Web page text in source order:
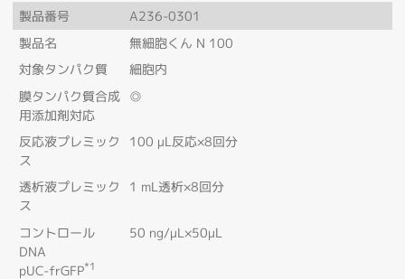
製品番号
A236-0301
製品名
無細胞くん N 100
対象タンパク質
細胞内
膜タンパク質合成
用添加剤対応
◎
反応液プレミック
ス
100 μL反応×8回分
透析液プレミック
ス
1 mL透析×8回分
コントロール
DNA
pUC-frGFP*1
50 ng/μL×50μL